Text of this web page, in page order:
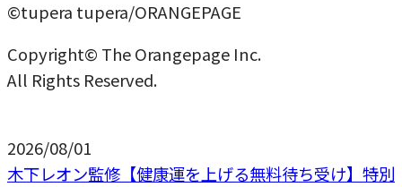
©tupera tupera/ORANGEPAGE
Copyright© The Orangepage Inc.
All Rights Reserved.
2026/08/01
木下レオン監修【健康運を上げる無料待ち受け】特別